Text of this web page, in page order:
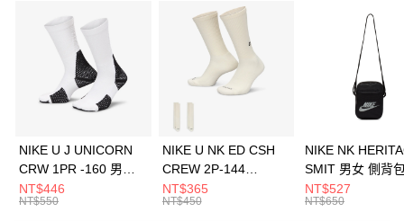
3 期 0 利率 每期 21家銀行
合作金庫商業銀行
第一商業銀行
華南商業銀行
彰化商業銀行
上海商業儲蓄銀行
元大商業銀行
Apple Pay
全盈+PAY
AFTEE先享後付
NIKE U J UNICORN
CRW 1PR -160 男女
中統襪 FZ3393100
NT$446
NT$550
NIKE U NK ED CSH
CREW 2P-144
EMBRDY 男女 短統襪
FZ3073133
NT$365
NT$450
NIKE NK
SMIT 男女 側背
BA5871010
NT$527
NT$650